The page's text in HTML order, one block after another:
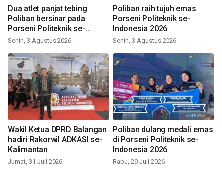
Dua atlet panjat tebing
Poliban bersinar pada
Porseni Politeknik se-
Indonesia 2026
Senin, 3 Agustus 2026
Poliban raih tujuh emas
Porseni Politeknik se-
Indonesia 2026
Senin, 3 Agustus 2026
Wakil Ketua DPRD Balangan
hadiri Rakorwil ADKASI se-
Kalimantan
Jumat, 31 Juli 2026
Poliban dulang medali emas
di Porseni Politeknik se-
Indonesia 2026
Rabu, 29 Juli 2026